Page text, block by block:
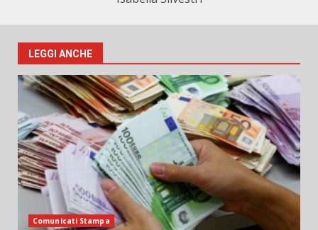
LEGGI ANCHE
Comunicati Stampa